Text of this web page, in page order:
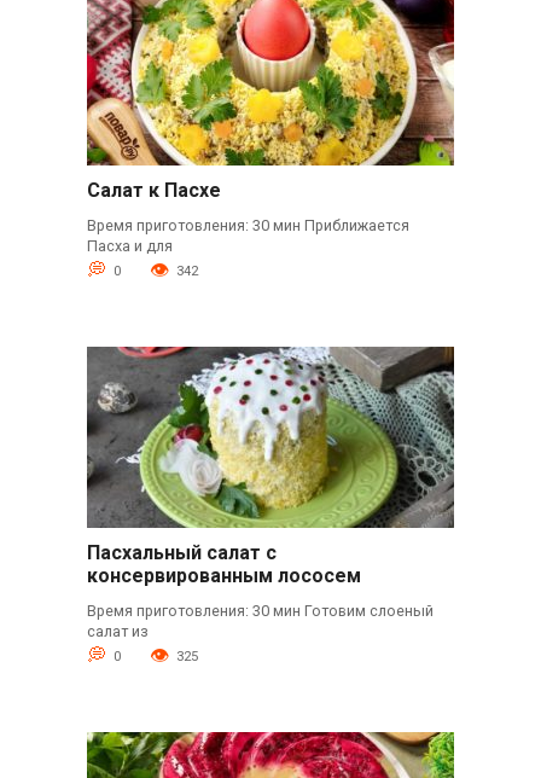
Салат к Пасхе
Время приготовления: 30 мин Приближается
Пасха и для
0 342
Пасхальный салат с
консервированным лососем
Время приготовления: 30 мин Готовим слоеный
салат из
0 325